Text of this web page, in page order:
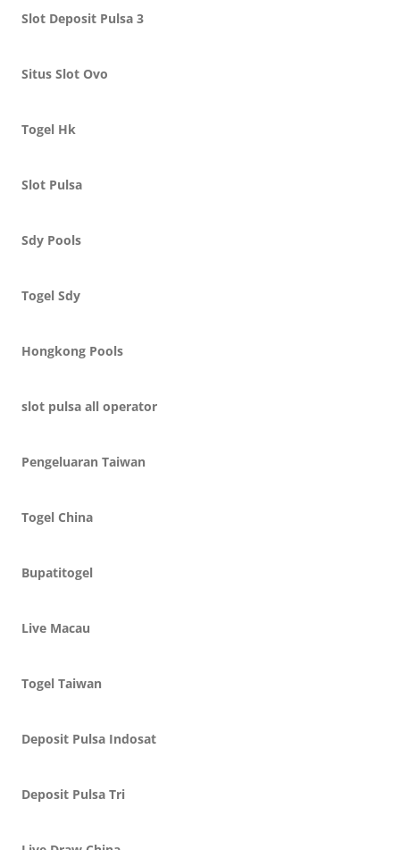
Slot Deposit Pulsa 3
Situs Slot Ovo
Togel Hk
Slot Pulsa
Sdy Pools
Togel Sdy
Hongkong Pools
slot pulsa all operator
Pengeluaran Taiwan
Togel China
Bupatitogel
Live Macau
Togel Taiwan
Deposit Pulsa Indosat
Deposit Pulsa Tri